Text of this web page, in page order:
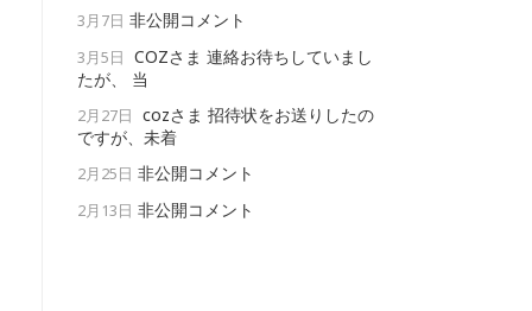
3月7日 非公開コメント
3月5日 COZさま 連絡お待ちしていまし
たが、 当
2月27日 cozさま 招待状をお送りしたの
ですが、未着
2月25日 非公開コメント
2月13日 非公開コメント